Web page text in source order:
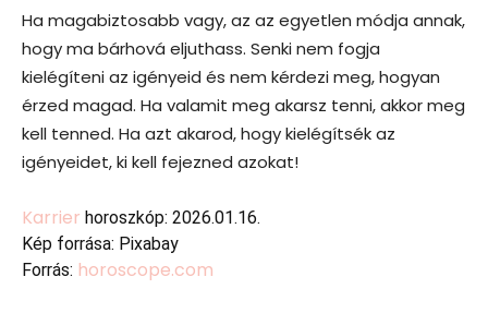
Ha magabiztosabb vagy, az az egyetlen módja annak,
hogy ma bárhová eljuthass. Senki nem fogja
kielégíteni az igényeid és nem kérdezi meg, hogyan
érzed magad. Ha valamit meg akarsz tenni, akkor meg
kell tenned. Ha azt akarod, hogy kielégítsék az
igényeidet, ki kell fejezned azokat!
Karrier horoszkóp: 2026.01.16.
Kép forrása: Pixabay
Forrás: horoscope.com